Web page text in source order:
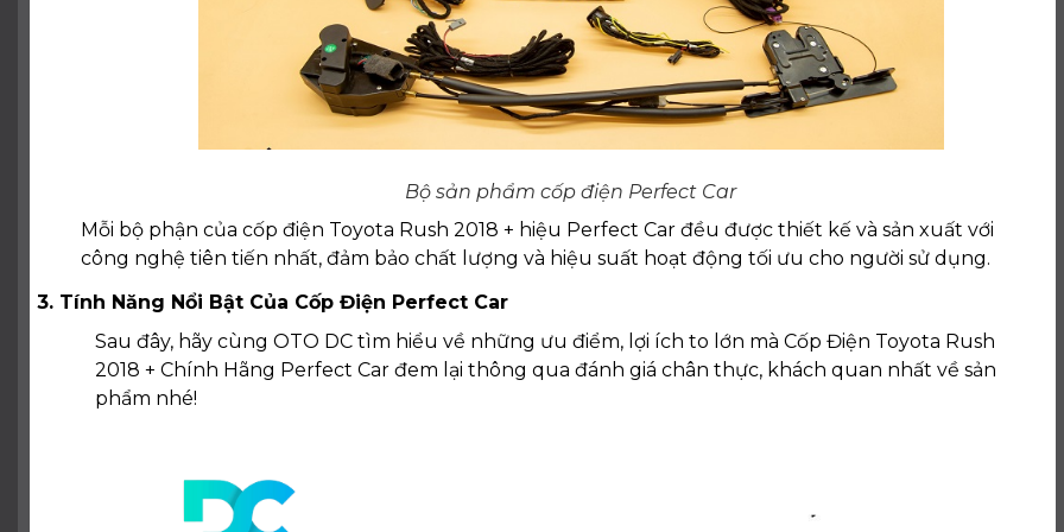
Bộ sản phẩm cốp điện Perfect Car
Mỗi bộ phận của cốp điện Toyota Rush 2018 + hiệu Perfect Car đều được thiết kế và sản xuất với
công nghệ tiên tiến nhất, đảm bảo chất lượng và hiệu suất hoạt động tối ưu cho người sử dụng.
3. Tính Năng Nổi Bật Của Cốp Điện Perfect Car
Sau đây, hãy cùng OTO DC tìm hiểu về những ưu điểm, lợi ích to lớn mà Cốp Điện Toyota Rush
2018 + Chính Hãng Perfect Car đem lại thông qua đánh giá chân thực, khách quan nhất về sản
phẩm nhé!